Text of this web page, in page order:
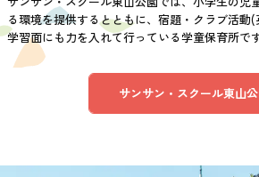
る環境を提供するとともに、宿題・クラブ活動
学習面にも力を入れて行っている学童保育所です
サンサン・スクール東山